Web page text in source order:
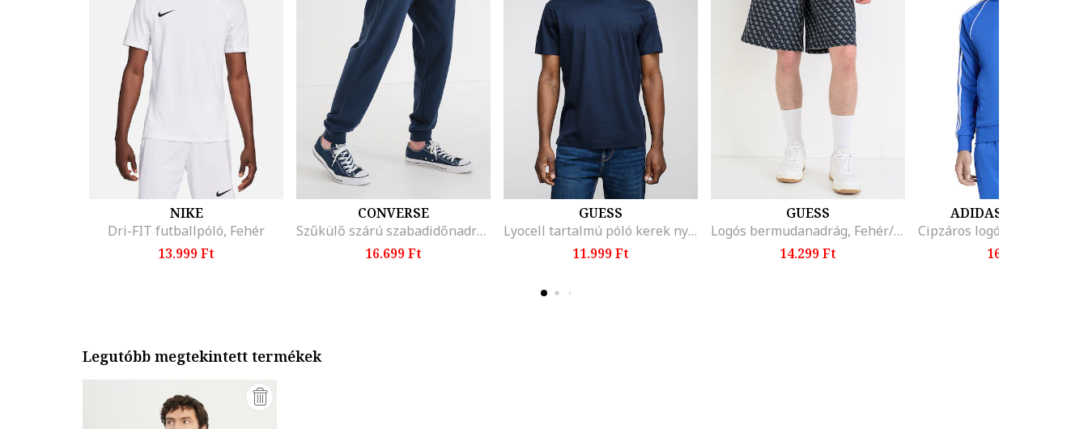
NIKE
Dri-FIT futballpóló, Fehér
13.999 Ft
CONVERSE
Szűkülő szárú szabadidőnadrág logós foltrátéttel, Tengerészkék
16.699 Ft
GUESS
Lyocell tartalmú póló kerek nyakrésszel, Sötétkék
11.999 Ft
GUESS
Logós bermudanadrág, Fehér/Szénszürke
14.299 Ft
ADIDAS ORIGINALS
16.599 Ft
Legutóbb megtekintett termékek